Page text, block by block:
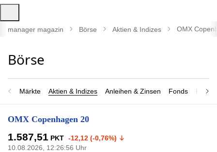
öffnen
manager magazin Börse Aktien & Indizes OMX
Märkte Aktien & Indizes Anleihen & Zinsen Fonds
OMX Copenhagen 20
1.587,51 PKT -12,12 (-0,76%)
10.08.2026, 12:26:56 Uhr